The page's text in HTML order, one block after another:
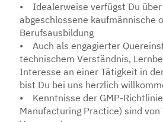
• Idealerweise verfügst Du über
abgeschlossene kaufmännische
Berufsausbildung
• Auch als engagierter
technischem Verständnis,
Interesse an einer Tätigkeit in
bist Du bei uns herzlich
• Kenntnisse der GMP-
Manufacturing Practice) sind